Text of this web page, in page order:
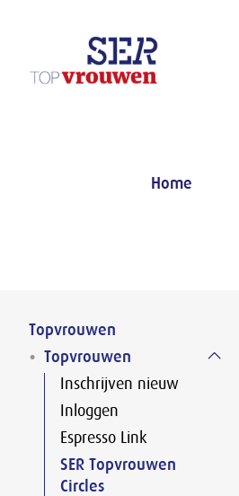
Home
Topvrouwen
Topvrouwen
Inschrijven nieuw
Inloggen
Espresso Link
SER Topvrouwen
Circles